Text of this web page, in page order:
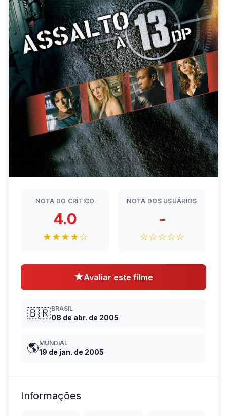
NOTA DO CRÍTICO
4.0
★★★★☆
NOTA DOS USUÁRIOS
-
☆☆☆☆☆
★Avaliar este filme
🇧🇷BRASIL
08 de abr. de 2005
🌎MUNDIAL
19 de jan. de 2005
Informações